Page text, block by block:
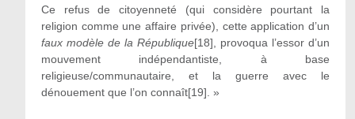
Ce refus de citoyenneté (qui considère pourtant la
religion comme une affaire privée), cette application d’un
faux modèle de la République[18], provoqua l’essor d’un
mouvement indépendantiste, à base
religieuse/communautaire, et la guerre avec le
dénouement que l’on connaît[19]. »